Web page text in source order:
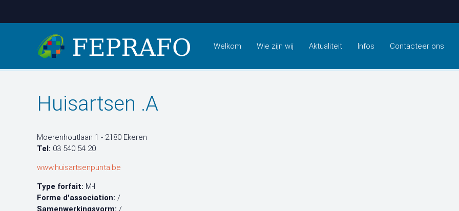
Welkom Wie zijn wij Aktualiteit Infos Contacteer ons
Huisartsen .A
Moerenhoutlaan 1 - 2180 Ekeren
Tel: 03 540 54 20
www.huisartsenpunta.be
Type forfait: M-I
Forme d'association: /
Samenwerkingsvorm: /